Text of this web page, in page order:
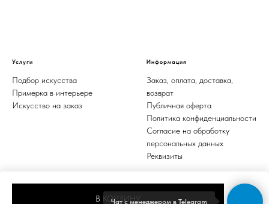
В КОРЗИНУ
Чат с менеджером в Telegram
Услуги
Подбор искусства
Примерка в интерьере
Искусство на заказ
Информация
Заказ, оплата, доставка,
возврат
Публичная оферта
Политика конфиденциальности
Согласие на обработку
персональных данных
Реквизиты